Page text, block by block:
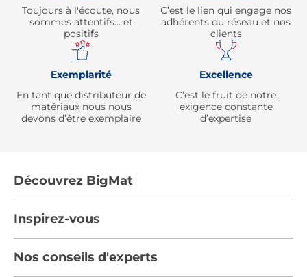
Toujours à l'écoute, nous
sommes attentifs… et
positifs
C’est le lien qui engage nos
adhérents du réseau et nos
clients
Exemplarité
En tant que distributeur de
matériaux nous nous
devons d’être exemplaire
Excellence
C’est le fruit de notre
exigence constante
d’expertise
Découvrez BigMat
Devenez adhérent
Inspirez-vous
Nos conseils d'experts